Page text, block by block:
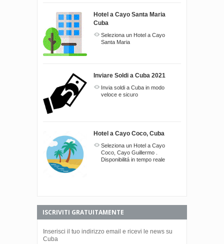
Hotel a Cayo Santa Maria
Cuba
Seleziona un Hotel a Cayo
Santa Maria
Inviare Soldi a Cuba 2021
Invia soldi a Cuba in modo
veloce e sicuro
Hotel a Cayo Coco, Cuba
Seleziona un Hotel a Cayo
Coco, Cayo Guillermo .
Disponibilitá in tempo reale
ISCRIVITI GRATUITAMENTE
Inserisci il tuo indirizzo email e ricevi le news su
Cuba